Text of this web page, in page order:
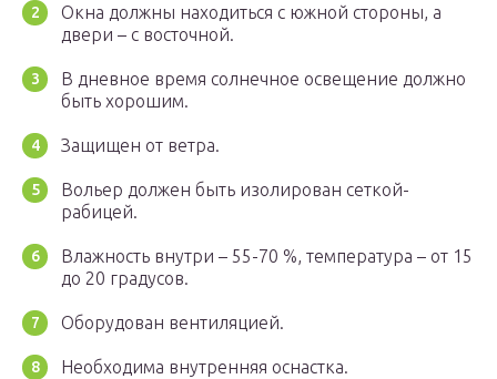
Окна должны находиться с южной стороны, а
двери – с восточной.
В дневное время солнечное освещение должно
быть хорошим.
Защищен от ветра.
Вольер должен быть изолирован сеткой-
рабицей.
Влажность внутри – 55-70 %, температура – от 15
до 20 градусов.
Оборудован вентиляцией.
Необходима внутренняя оснастка.